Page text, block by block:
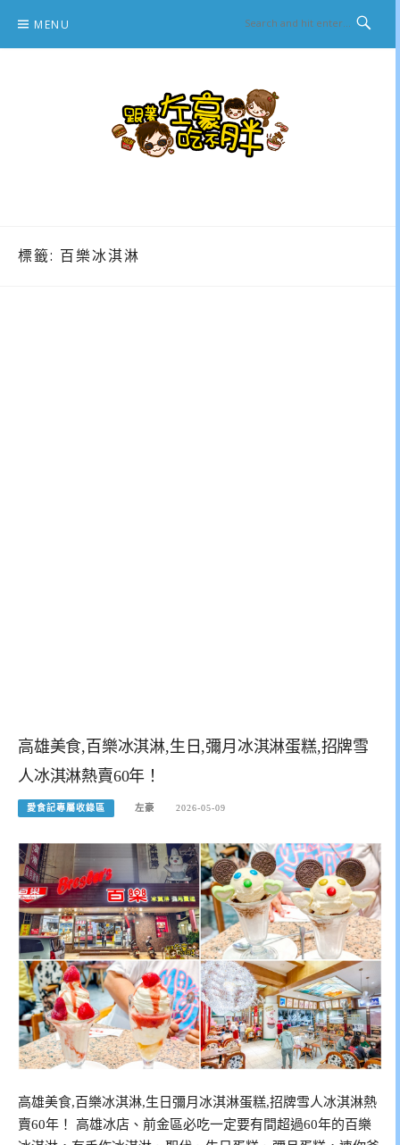
content
MENU
標籤: 百樂冰淇淋
高雄美食,百樂冰淇淋,生日,彌月冰淇淋蛋糕,招牌雪
人冰淇淋熱賣60年！
愛食記專屬收錄區 左豪 2026-05-09
高雄美食,百樂冰淇淋,生日彌月冰淇淋蛋糕,招牌雪人冰淇淋熱
賣60年！ 高雄冰店、前金區必吃一定要有間超過60年的百樂